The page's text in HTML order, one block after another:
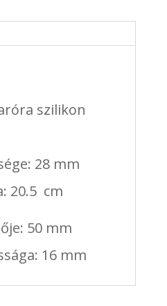
szilikon
28 mm
20.5 cm
50 mm
16 mm